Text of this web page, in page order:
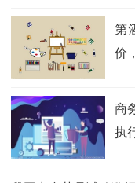
第
价
商
执